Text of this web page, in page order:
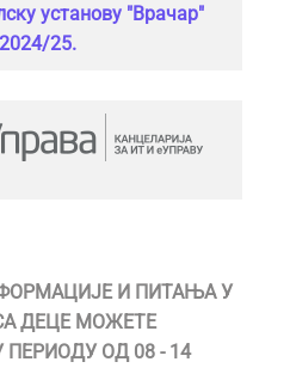
установу "Врачар"
25.
И ПИТАЊА У
ДЕЦЕ МОЖЕТЕ
ПЕРИОДУ ОД 08 - 14